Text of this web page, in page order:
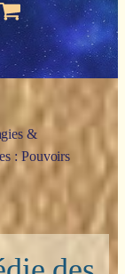
&
: Pouvoirs